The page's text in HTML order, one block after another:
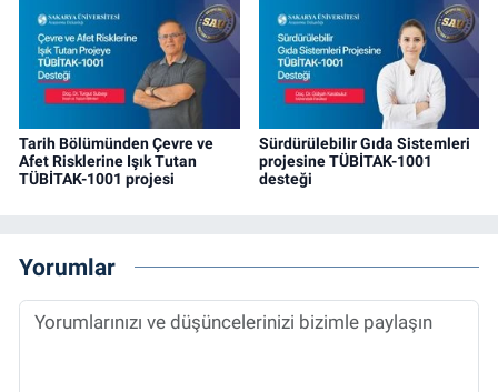
Tarih Bölümünden Çevre ve
Afet Risklerine Işık Tutan
TÜBİTAK-1001 projesi
Sürdürülebilir Gıda Sistemleri
projesine TÜBİTAK-1001
desteği
Yorumlar